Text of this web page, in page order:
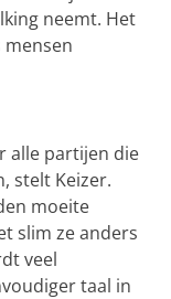
neemt. Het
mensen
alle partijen die
stelt Keizer.
moeite
slim ze anders
veel
taal in